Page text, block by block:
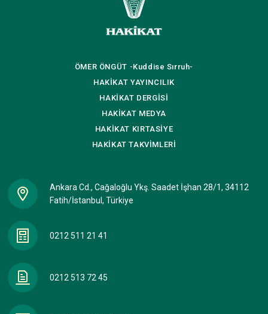
ÖMER ÖNGÜT -Kuddise Sırruh-
HAKİKAT YAYINCILIK
HAKİKAT DERGİSİ
HAKİKAT MEDYA
HAKİKAT KIRTASİYE
HAKİKATTAKVİMLERİ
Ankara Cd., Cağaloğlu Ykş. Saadet İşhan 28/1, 34112
Fatih/İstanbul, Türkiye
0212 511 21 41
0212 513 72 45